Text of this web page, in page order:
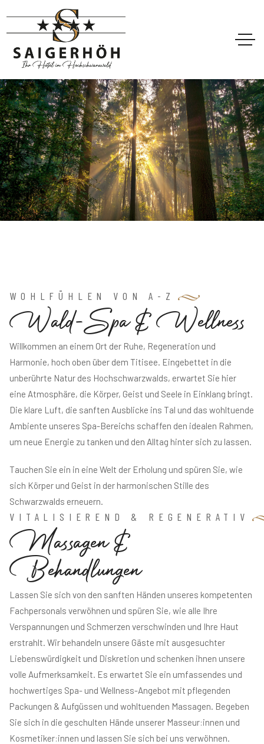
WOHLFÜHLEN VON A-Z
Wald-Spa &Wellness
Willkommen an einem Ort der Ruhe, Regeneration und
Harmonie, hoch oben über dem Titisee. Eingebettet in die
unberührte Natur des Hochschwarzwalds, erwartet Sie hier
eine Atmosphäre, die Körper, Geist und Seele in Einklang bringt.
Die klare Luft, die sanften Ausblicke ins Tal und das wohltuende
Ambiente unseres Spa-Bereichs schaffen den idealen Rahmen,
um neue Energie zu tanken und den Alltag hinter sich zu lassen.
Tauchen Sie ein in eine Welt der Erholung und spüren Sie, wie
sich Körper und Geist in der harmonischen Stille des
Schwarzwalds erneuern.
VITALISIEREND & REGENERATIV
Massagen &
Behandlungen
Lassen Sie sich von den sanften Händen unseres kompetenten
Fachpersonals verwöhnen und spüren Sie, wie alle Ihre
Verspannungen und Schmerzen verschwinden und Ihre Haut
erstrahlt. Wir behandeln unsere Gäste mit ausgesuchter
Liebenswürdigkeit und Diskretion und schenken ihnen unsere
volle Aufmerksamkeit. Es erwartet Sie ein umfassendes und
hochwertiges Spa- und Wellness-Angebot mit pflegenden
Packungen & Aufgüssen und wohltuenden Massagen. Begeben
Sie sich in die geschulten Hände unserer Masseur:innen und
Kosmetiker:innen und lassen Sie sich bei uns verwöhnen.